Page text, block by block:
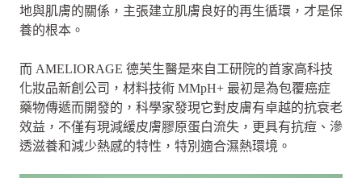
地與肌膚的關係，主張建立肌膚良好的再生循環，才是保
養的根本。
而 AMELIORAGE 德芙生醫是來自工研院的首家高科技
化妝品新創公司，材料技術 MMpH+ 最初是為包覆癌症
藥物傳遞而開發的，科學家發現它對皮膚有卓越的抗衰老
效益，不僅有現減緩皮膚膠原蛋白流失，更具有抗痘、滲
透滋養和減少熱感的特性，特別適合濕熱環境。